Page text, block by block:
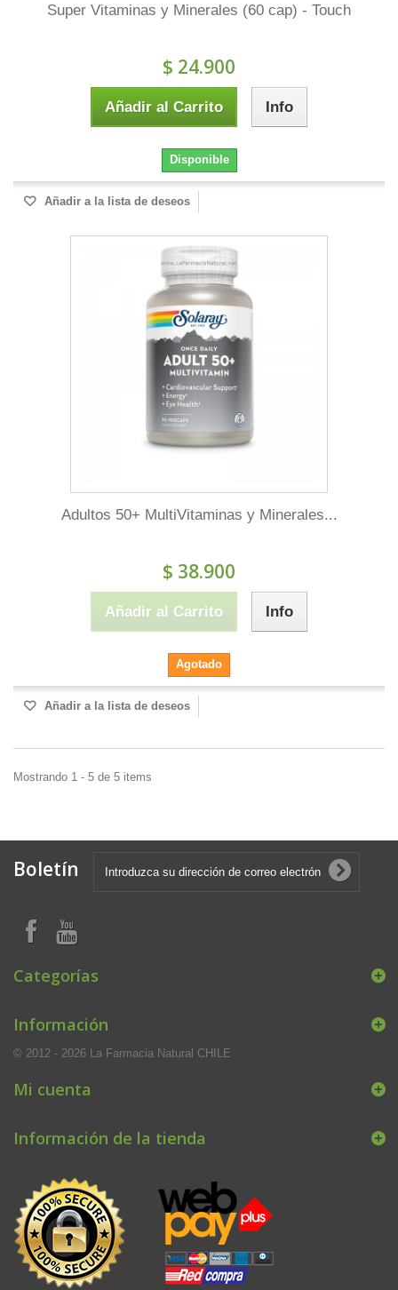
Super Vitaminas y Minerales (60 cap) - Touch
$ 24.900
Añadir al Carrito Info
Disponible
Añadir a la lista de deseos
Adultos 50+ MultiVitaminas y Minerales...
$ 38.900
Añadir al Carrito Info
Agotado
Añadir a la lista de deseos
Mostrando 1 - 5 de 5 items
Boletín
Categorías
Información
© 2012 - 2026 La Farmacia Natural CHILE
Mi cuenta
Información de la tienda